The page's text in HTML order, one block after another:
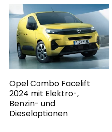
Opel Combo Facelift
2024 mit Elektro-,
Benzin- und
Dieseloptionen